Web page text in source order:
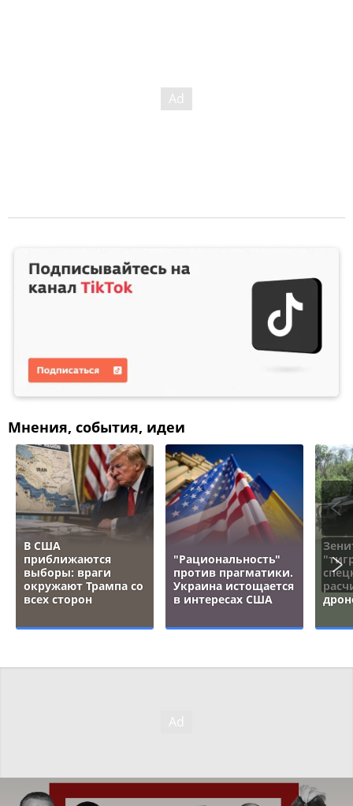
Мнения, события, идеи
В США
приближаются
выборы: враги
окружают Трампа со
всех сторон
"Рациональность"
против прагматики.
Украина истощается
в интересах США